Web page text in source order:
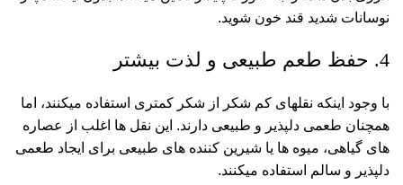
نوسانات شدید قند خون شوید.
4. حفظ طعم طبیعی و لذت بیشتر
با وجود اینکه نقلهای کم شکر از شکر کمتری استفاده میکنند، اما
همچنان طعمی دلپذیر و طبیعی دارند. این نقل ها اغلب از عصاره
های گیاهی، میوه ها یا شیرین کننده های طبیعی برای ایجاد طعمی
دلپذیر و سالم استفاده میکنند.